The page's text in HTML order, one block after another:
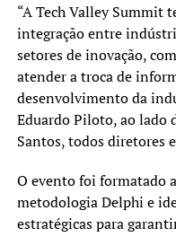
“A Tech Valley Summit
integração entre
setores de inovação,
atender a troca de
desenvolvimento da
Eduardo Piloto, ao lado
Santos, todos diretores
O evento foi formatado
metodologia Delphi e
estratégicas para